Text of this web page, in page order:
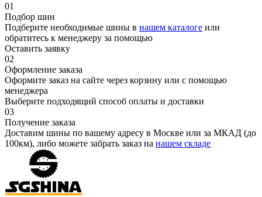
01
Подбор шин
Подберите необходимые шины в нашем каталоге или
обратитесь к менеджеру за помощью
Оставить заявку
02
Оформление заказа
Оформите заказ на сайте через корзину или с помощью
менеджера
Выберите подходящий способ оплаты и доставки
03
Получение заказа
Доставим шины по вашему адресу в Москве или за МКАД (до
100км), либо можете забрать заказ на нашем складе